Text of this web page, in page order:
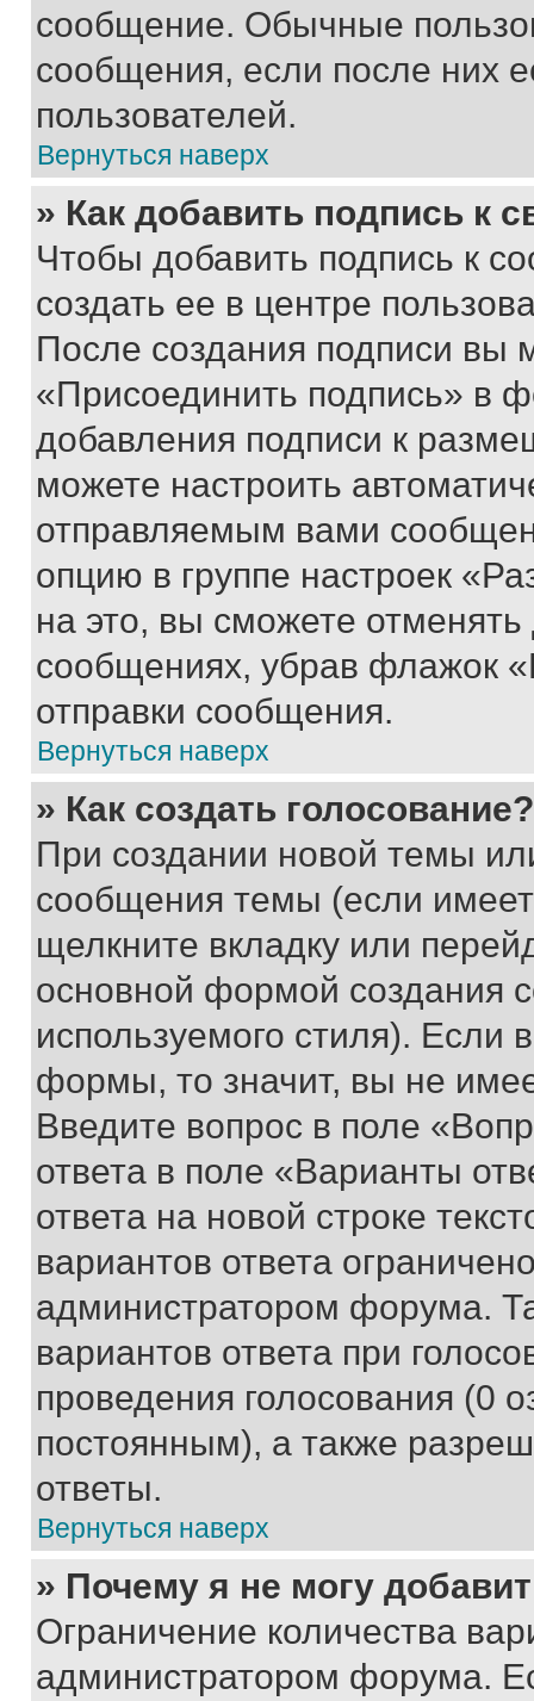
сообщение. Обычные
сообщения, если после них
пользователей.
Вернуться наверх
» Как добавить подпись к
Чтобы добавить подпись к
создать ее в центре
После создания подписи вы
«Присоединить подпись» в
добавления подписи к
можете настроить
отправляемым вами
опцию в группе настроек
на это, вы сможете
сообщениях, убрав флажок
отправки сообщения.
Вернуться наверх
» Как создать голосование?
При создании новой темы
сообщения темы (если
щелкните вкладку или
основной формой создания
используемого стиля). Если
формы, то значит, вы не
Введите вопрос в поле
ответа в поле «Варианты
ответа на новой строке
вариантов ответа
администратором форума.
вариантов ответа при
проведения голосования (0
постоянным), а также
ответы.
Вернуться наверх
» Почему я не могу
Ограничение количества
администратором форума.